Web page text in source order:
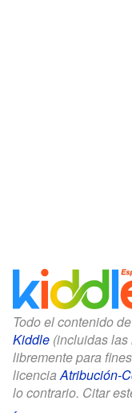
Todo el contenido
Kiddle (incluidas
libremente para
licenciaAtribución-
lo contrario. Citar